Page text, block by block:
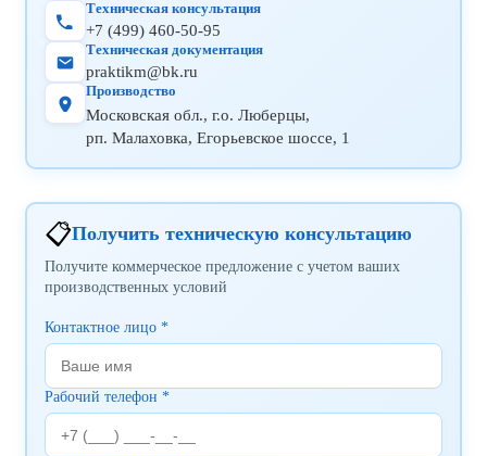
Техническая консультация
+7 (499) 460-50-95
Техническая документация
praktikm@bk.ru
Производство
Московская обл., г.о. Люберцы,
рп. Малаховка, Егорьевское шоссе, 1
📋Получить техническую консультацию
Получите коммерческое предложение с учетом ваших
производственных условий
Контактное лицо *
Рабочий телефон *